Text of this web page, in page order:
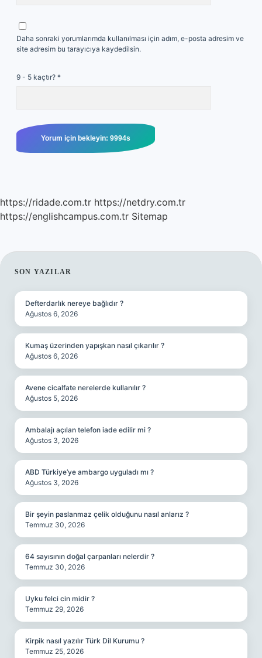
Daha sonraki yorumlarımda kullanılması için adım, e-posta adresim ve
site adresim bu tarayıcıya kaydedilsin.
9 - 5 kaçtır? *
https://ridade.com.tr https://netdry.com.tr
https://englishcampus.com.tr Sitemap
SIDEBAR
SON YAZILAR
Defterdarlık nereye bağlıdır ?
Ağustos 6, 2026
Kumaş üzerinden yapışkan nasıl çıkarılır ?
Ağustos 6, 2026
Avene cicalfate nerelerde kullanılır ?
Ağustos 5, 2026
Ambalajı açılan telefon iade edilir mi ?
Ağustos 3, 2026
ABD Türkiye’ye ambargo uyguladı mı ?
Ağustos 3, 2026
Bir şeyin paslanmaz çelik olduğunu nasıl anlarız ?
Temmuz 30, 2026
64 sayısının doğal çarpanları nelerdir ?
Temmuz 30, 2026
Uyku felci cin midir ?
Temmuz 29, 2026
Kirpik nasıl yazılır Türk Dil Kurumu ?
Temmuz 25, 2026